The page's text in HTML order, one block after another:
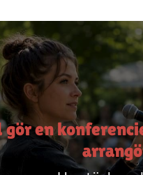
gör en